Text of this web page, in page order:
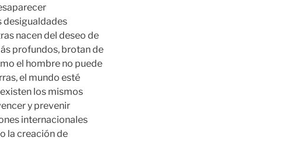
desigualdades
nacen del deseo de
profundos, brotan de
el hombre no puede
el mundo esté
los mismos
y prevenir
internacionales
la creación de